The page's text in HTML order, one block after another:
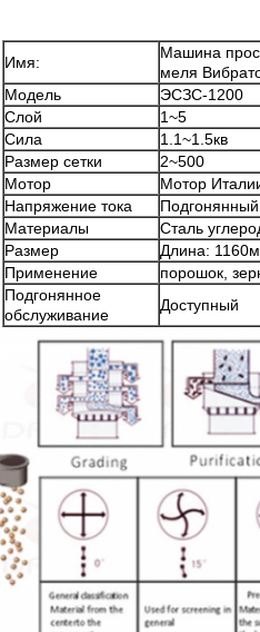
Имя:
Машина
меля
Модель
ЭСЗС-1200
Слой
1~5
Сила
1.1~1.5кв
Размер сетки
2~500
Мотор
Мотор
Напряжение тока
Подгонянный
Материалы
Сталь
Размер
Длина:
Применение
порошок,
Подгонянное
обслуживание
Доступный